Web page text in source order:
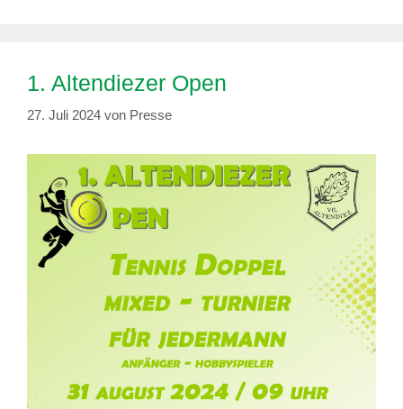
1. Altendiezer Open
27. Juli 2024 von Presse